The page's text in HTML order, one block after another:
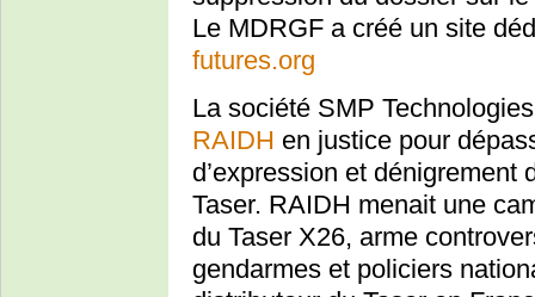
Le MDRGF a créé un site
futures.org
La société SMP
RAIDH en justice pour
d’expression et
Taser. RAIDH menait une
du Taser X26, arme
gendarmes et policiers